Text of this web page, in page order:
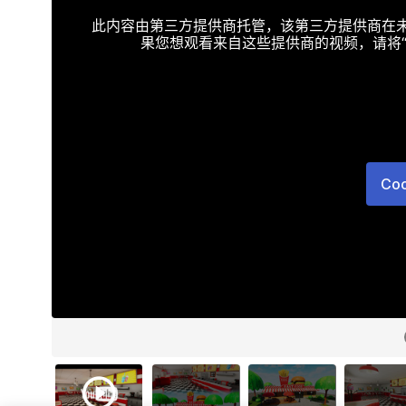
此内容由第三方提供商托管，该第三方提供商
果您想观看来自这些提供商的视频，请